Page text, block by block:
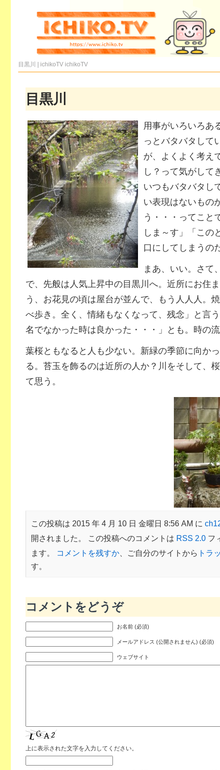
目黒川 | ichikoTV ichikoTV
目黒川
用事がいろいろあ
っとバタバタして
が、よくよく考え
し？って気がして
いつもバタバタし
い表現はないもの
う・・・ってこと
しま～す」「この
口にしてしまうの
まあ、いい。さて
で、先般は人気上昇中の目黒川へ。近所にお住
う、お花見の頃は屋台が並んで、もう人人人。
べ歩き。全く、情緒もなくなって、残念」と言
名でなかった時は良かった・・・」とも。時の
葉桜ともなると人も少ない。新緑の季節に向か
る。苔玉を飾るのは近所の人か？川をそして、
て思う。
この投稿は 2015 年 4 月 10 日 金曜日 8:56 AM に
開されました。 この投稿へのコメントは RSS 2.0フ
ます。
コメントを残すか、ご自分のサイトから トラ
す。
コメントをどうぞ
お名前 (必須)
メールアドレス (公開されません) (必須)
ウェブサイト
上に表示された文字を入力してください。